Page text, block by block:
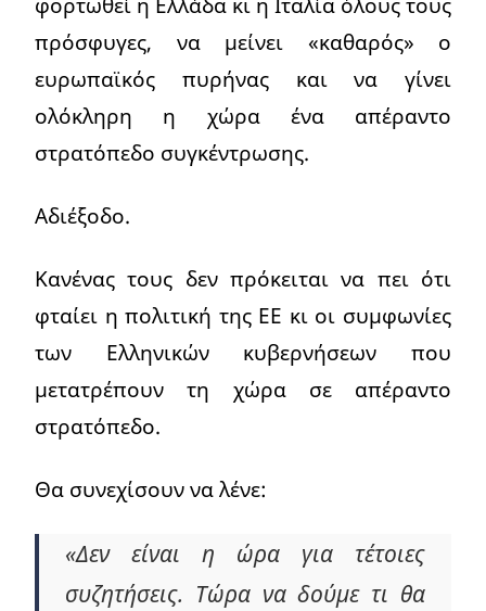
πρόσφυγες, να μείνει «καθαρός» ο
ευρωπαϊκός πυρήνας και να γίνει
ολόκληρη η χώρα ένα απέραντο
στρατόπεδο συγκέντρωσης.
Αδιέξοδο.
Κανένας τους δεν πρόκειται να πει ότι
φταίει η πολιτική της ΕΕ κι οι συμφωνίες
των Ελληνικών κυβερνήσεων που
μετατρέπουν τη χώρα σε απέραντο
στρατόπεδο.
Θα συνεχίσουν να λένε:
«Δεν είναι η ώρα για τέτοιες
συζητήσεις. Τώρα να δούμε τι θα